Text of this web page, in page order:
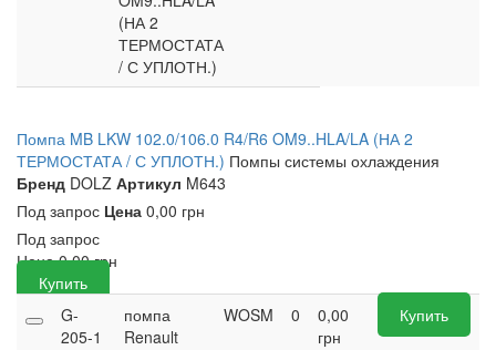
(НА 2
ТЕРМОСТАТА
/ С УПЛОТН.)
Помпа MB LKW 102.0/106.0 R4/R6 OM9..HLA/LA (НА 2
ТЕРМОСТАТА / С УПЛОТН.) Помпы системы охлаждения
Бренд DOLZ Артикул M643
Под запрос Цена 0,00 грн
Под запрос
Цена 0,00грн
Купить
G-
205-1
помпа
Renault
WOSM 0
0,00
грн
Купить